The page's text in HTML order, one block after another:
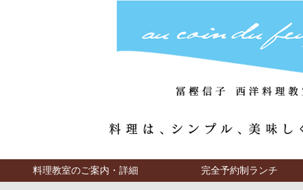
料理教室のご案内・詳細 完全予約制ランチ